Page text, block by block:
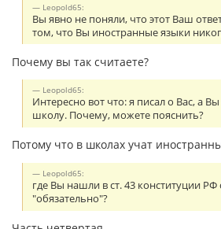
Leopold65:
Вы явно не поняли, что этот Ваш
том, что Вы иностранные языки
Почему вы так считаете?
Leopold65:
Интересно вот что: я писал о Вас, а
школу. Почему, можете пояснить?
Потому что в школах учат
Leopold65:
где Вы нашли в ст. 43 конституции РФ
"обязательно"?